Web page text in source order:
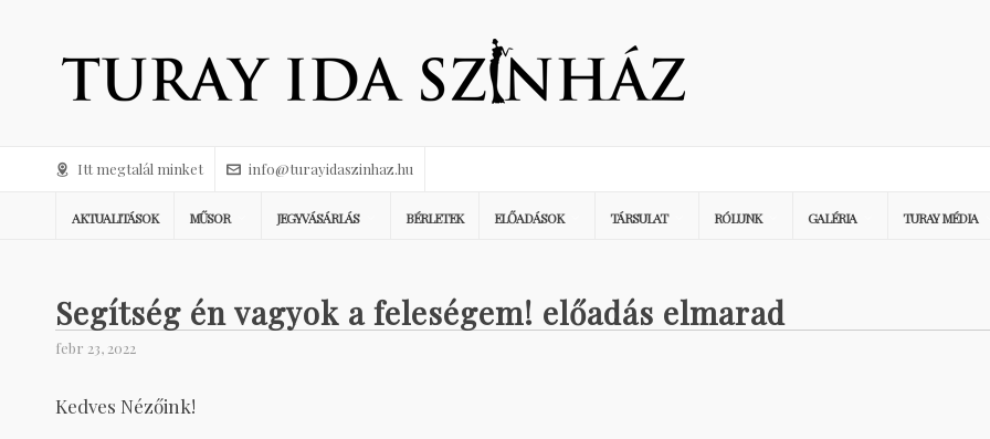
Itt megtalál minket info@turayidaszinhaz.hu
AKTUALITÁSOK MŰSOR JEGYVÁSÁRLÁS BÉRLETEK ELŐADÁSOK TÁRSULAT RÓLUNK GALÉRIA TURAY MÉDIA
Segítség én vagyok a feleségem! előadás elmarad
febr 23, 2022
Kedves Nézőink!